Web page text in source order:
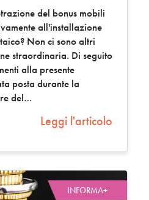
del bonus mobili
all'installazione
Non ci sono altri
straordinaria. Di seguito
alla presente
posta durante la
del
Leggi l'articolo
INFORMA+